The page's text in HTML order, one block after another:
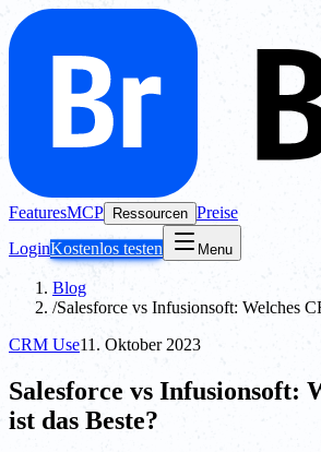
FeaturesMCP Ressourcen Preise
LoginKostenlos testen Menu
Blog
/Salesforce vs Infusionsoft: Welches
CRM Use11. Oktober 2023
Salesforce vs Infusionsoft:
ist das Beste?